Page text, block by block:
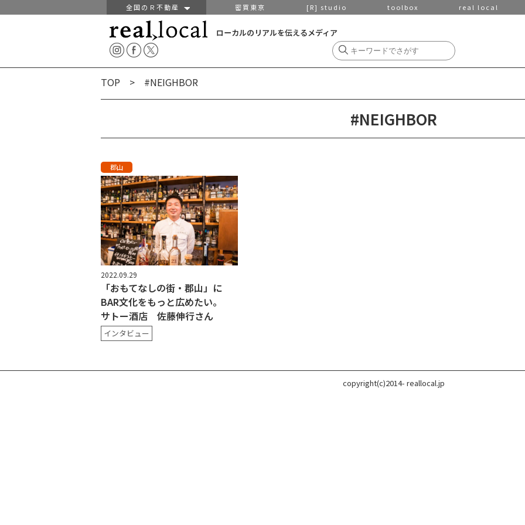
全国のＲ不動産 密買東京 [R] studio toolbox real local
ローカルのリアルを伝えるメディア
TOP > #NEIGHBOR
#NEIGHBOR
郡山
2022.09.29
「おもてなしの街・郡山」に
BAR文化をもっと広めたい。
サトー酒店 佐藤伸行さん
インタビュー
copyright(c)2014- reallocal.jp